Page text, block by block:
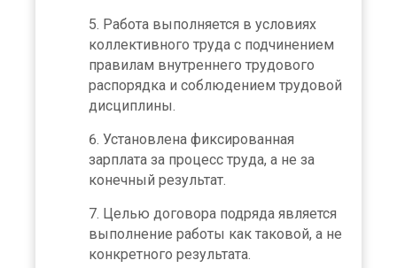
Работа выполняется в условиях
коллективного труда с подчинением
правилам внутреннего трудового
распорядка и соблюдением трудовой
дисциплины.
Установлена фиксированная
зарплата за процесс труда, а не за
конечный результат.
Целью договора подряда является
выполнение работы как таковой, а не
конкретного результата.